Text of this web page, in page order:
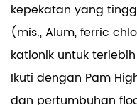
kepekatan yang
(mis., Alum, ferric
kationik untuk
Ikuti dengan Pam
dan pertumbuhan